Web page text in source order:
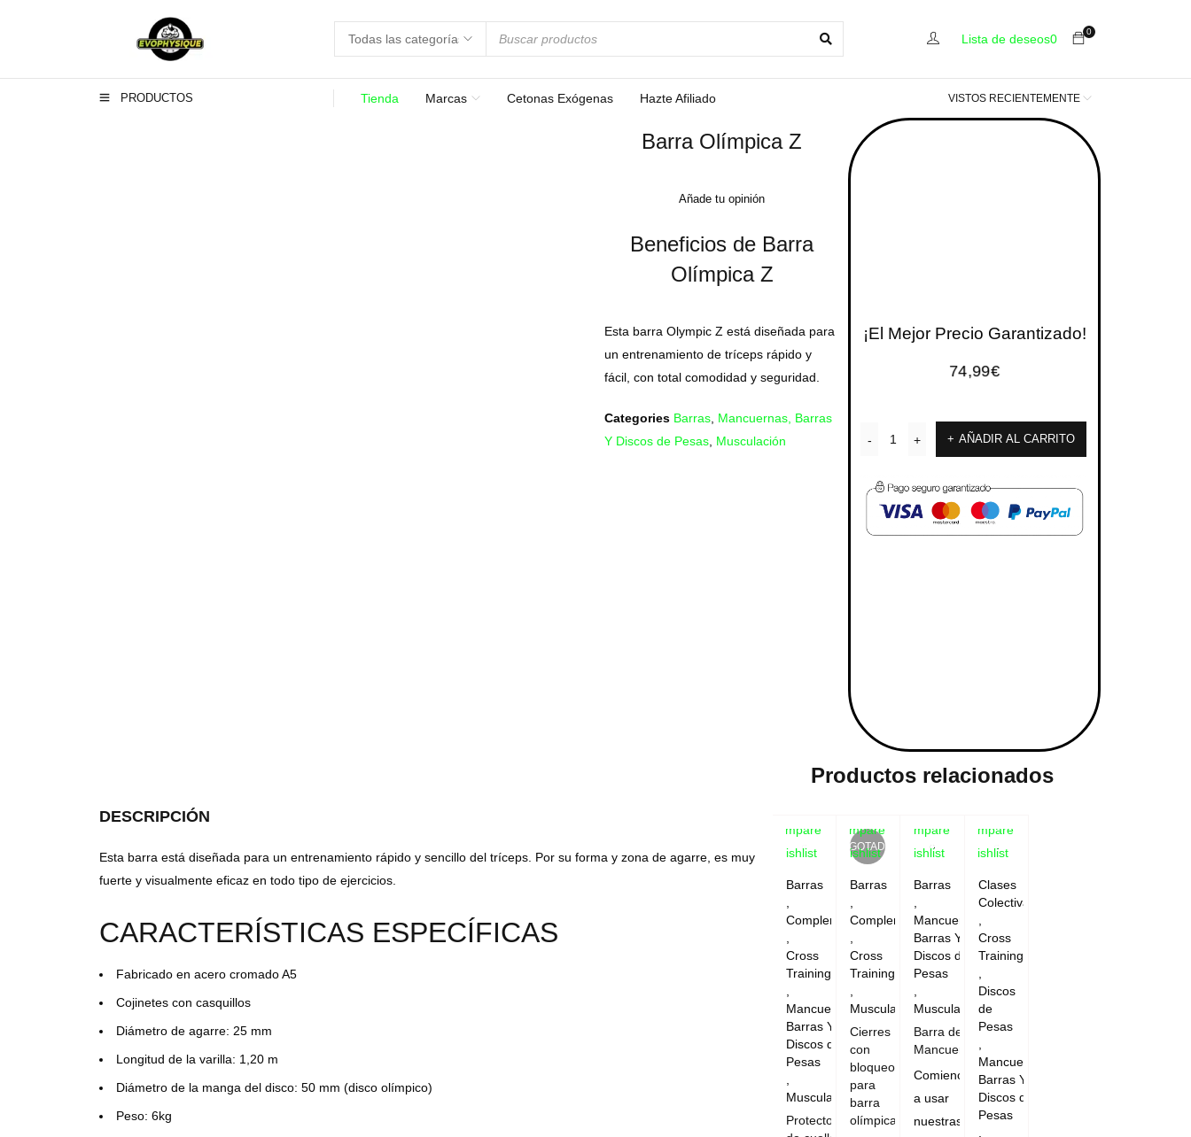
0
Lista de deseos0
PRODUCTOS Tienda Marcas Cetonas Exógenas Hazte Afiliado VISTOS RECIENTEMENTE
Barra Olímpica Z
Añade tu opinión
Beneficios de Barra
Olímpica Z
Esta barra Olympic Z está diseñada para
un entrenamiento de tríceps rápido y
fácil, con total comodidad y seguridad.
Categories Barras Mancuernas, Barras
Y Discos de Pesas Musculación
¡El Mejor Precio Garantizado!
74,99€
AÑADIR AL CARRITO
DESCRIPCIÓN
Esta barra está diseñada para un entrenamiento rápido y sencillo del tríceps. Por su forma y zona de agarre, es muy
fuerte y visualmente eficaz en todo tipo de ejercicios.
CARACTERÍSTICAS ESPECÍFICAS
Fabricado en acero cromado A5
Cojinetes con casquillos
Diámetro de agarre: 25 mm
Longitud de la varilla: 1,20 m
Diámetro de la manga del disco: 50 mm (disco olímpico)
Peso: 6kg
Productos relacionados
Compare
Wishlist
Barras
Complementos
Cross
Training
Mancuernas,
Barras Y
Discos de
Pesas
Musculación
Protector
AGOTADO
Compare
Wishlist
Barras
Complementos
Cross
Training
Musculación
Cierres
con
bloqueo
para
barra
olímpica
Compare
Wishlist
Barras
Mancuernas,
Barras Y
Discos de
Pesas
Musculación
Barra de
Mancuerna
Comience
a usar
nuestras
Compare
Wishlist
Clases
Colectivas
Cross
Training
Discos
de
Pesas
Mancuernas,
Barras Y
Discos de
Pesas